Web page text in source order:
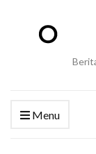
Menu